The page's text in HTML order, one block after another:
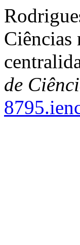
Ciências
de